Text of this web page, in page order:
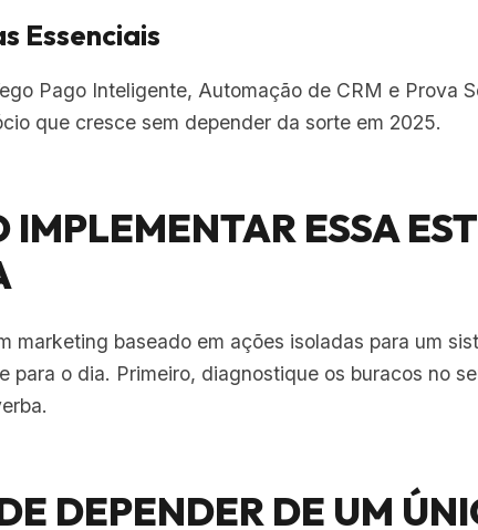
Essenciais
Pago Inteligente, Automação de CRM e Prova
que cresce sem depender da sorte em 2025.
IMPLEMENTAR ESSA
marketing baseado em ações isoladas para um
para o dia. Primeiro, diagnostique os buracos no
DEPENDER DE UM